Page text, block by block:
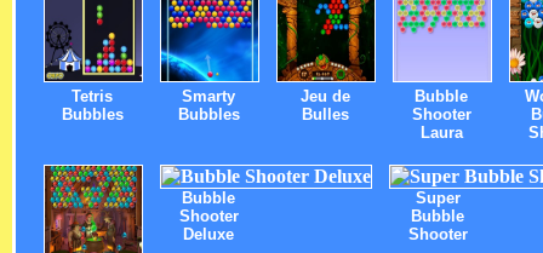
Tetris
Bubbles
Smarty
Bubbles
Jeu de
Bulles
Bubble
Shooter
Laura
Bubble
Shooter
Deluxe
Super
Bubble
Shooter